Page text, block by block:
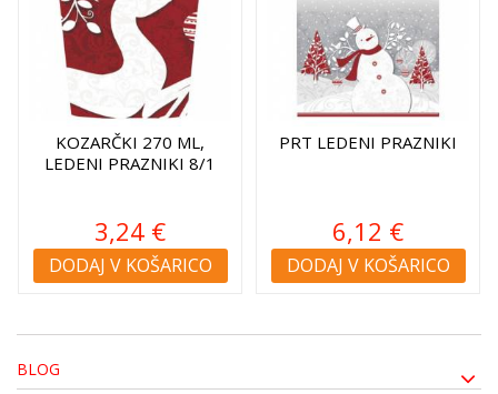
KOZARČKI 270 ML,
LEDENI PRAZNIKI 8/1
3,24 €
DODAJ V KOŠARICO
PRT LEDENI PRAZNIKI
6,12 €
DODAJ V KOŠARICO
BLOG